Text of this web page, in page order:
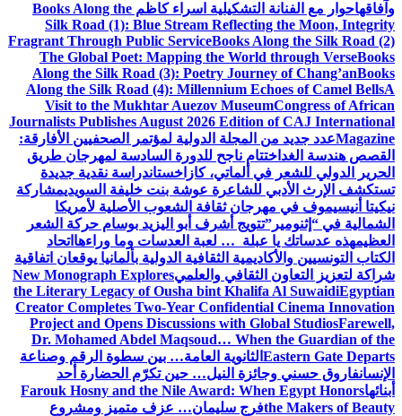
وآفاقهاحوار مع الفنانة التشكيلية اسراء كاظم Books Along the
Silk Road (1): Blue Stream Reflecting the Moon, Integrity
Fragrant Through Public ServiceBooks Along the Silk Road (2)
The Global Poet: Mapping the World through VerseBooks
Along the Silk Road (3): Poetry Journey of Chang’anBooks
Along the Silk Road (4): Millennium Echoes of Camel BellsA
Visit to the Mukhtar Auezov MuseumCongress of African
Journalists Publishes August 2026 Edition of CAJ International
Magazineعدد جديد من المجلة الدولية لمؤتمر الصحفيين الأفارقة:
القصص هندسة الغد اختتام ناجح للدورة السادسة لمهرجان طريق
الحرير الدولي للشعر في ألماتي، كازاخستاندراسة نقدية جديدة
تستكشف الإرث الأدبي للشاعرة عوشة بنت خليفة السويديمشاركة
نيكيتا أنيسيموف في مهرجان ثقافة الشعوب الأصلية لأمريكا
الشمالية في “إثنومير”تتويج أشرف أبو اليزيد بوسام حركة الشعر
العظيمهذه عدساتك يا عبلة … لعبة العدسات وما وراءها اتحاد
الكتاب التونسيين والأكاديمية الثقافية الدولية بألمانيا يوقعان اتفاقية
شراكة لتعزيز التعاون الثقافي والعلميNew Monograph Explores
the Literary Legacy of Ousha bint Khalifa Al SuwaidiEgyptian
Creator Completes Two-Year Confidential Cinema Innovation
Project and Opens Discussions with Global StudiosFarewell,
Dr. Mohamed Abdel Maqsoud… When the Guardian of the
Eastern Gate Departs الثانوية العامة… بين سطوة الرقم وصناعة
الإنسانفاروق حسني وجائزة النيل… حين تكرّم الحضارة أحد
أبنائهاFarouk Hosny and the Nile Award: When Egypt Honors
the Makers of Beautyفرج سليمان… عزف متميز ومشروع